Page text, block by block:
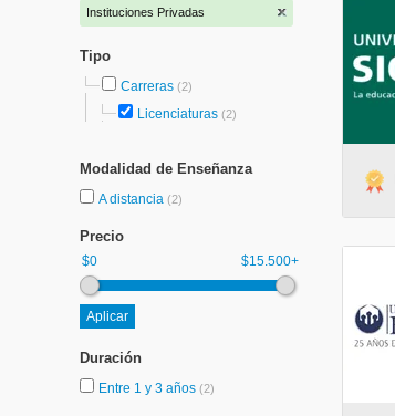
Instituciones Privadas
Tipo
Carreras (2)
Licenciaturas (2)
Modalidad de Enseñanza
A distancia (2)
Precio
$0 $15.500+
Duración
Entre 1 y 3 años (2)